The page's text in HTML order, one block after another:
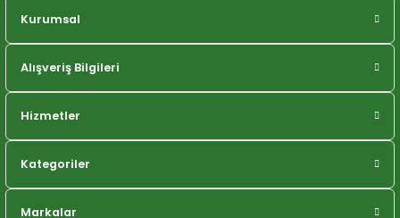
Kurumsal
Alışveriş Bilgileri
Hizmetler
Kategoriler
Markalar